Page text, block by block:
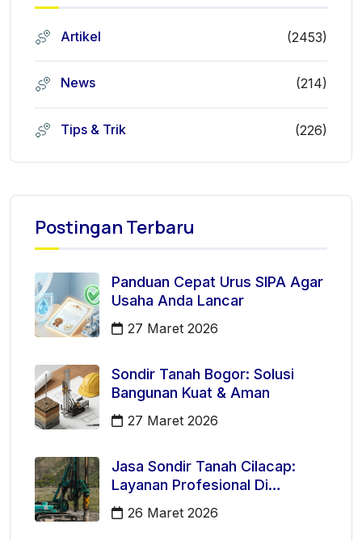
Artikel (2453)
News (214)
Tips & Trik (226)
Postingan Terbaru
Panduan Cepat Urus SIPA Agar
Usaha Anda Lancar
27 Maret 2026
Sondir Tanah Bogor: Solusi
Bangunan Kuat & Aman
27 Maret 2026
Jasa Sondir Tanah Cilacap:
Layanan Profesional Di
Kecamatan Majenang
26 Maret 2026